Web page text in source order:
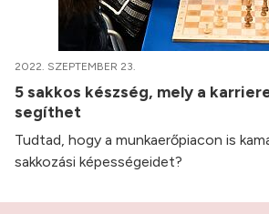
2022. SZEPTEMBER 23.
5 sakkos készség, mely a
segíthet
Tudtad, hogy a munkaerőpiacon is
sakkozási képességeidet?